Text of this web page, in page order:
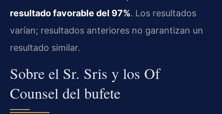
resultado favorable del 97%. Los resultados
varían; resultados anteriores no garantizan un
resultado similar.
Sobre el Sr. Sris y los Of
Counsel del bufete